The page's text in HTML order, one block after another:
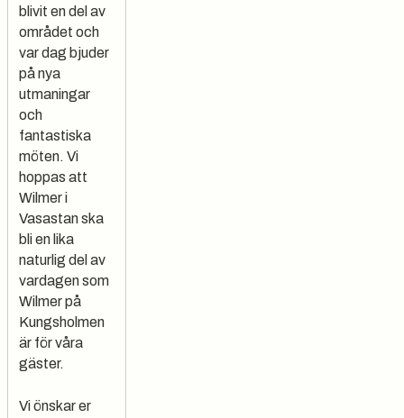
blivit en del av
området och
var dag bjuder
på nya
utmaningar
och
fantastiska
möten. Vi
hoppas att
Wilmer i
Vasastan ska
bli en lika
naturlig del av
vardagen som
Wilmer på
Kungsholmen
är för våra
gäster.
Vi önskar er